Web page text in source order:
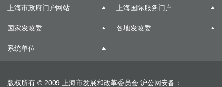
上海市政府门户网站 上海国际服务门户
国家发改委 各地发改委
系统单位
版权所有 © 2009 上海市发展和改革委员会 沪公网安备：